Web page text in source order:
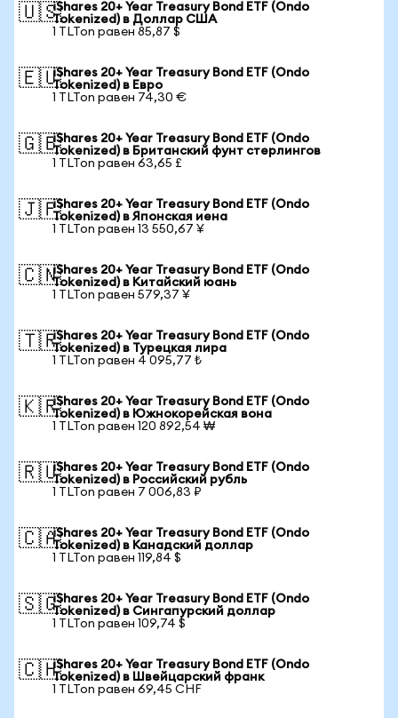
🇺🇸iShares 20+ Year Treasury Bond ETF (Ondo
Tokenized) в Доллар США
1 TLTon равен 85,87 $
🇪🇺iShares 20+ Year Treasury Bond ETF (Ondo
Tokenized) в Евро
1 TLTon равен 74,30 €
🇬🇧iShares 20+ Year Treasury Bond ETF (Ondo
Tokenized) в Британский фунт стерлингов
1 TLTon равен 63,65 £
🇯🇵iShares 20+ Year Treasury Bond ETF (Ondo
Tokenized) в Японская иена
1 TLTon равен 13 550,67 ¥
🇨🇳iShares 20+ Year Treasury Bond ETF (Ondo
Tokenized) в Китайский юань
1 TLTon равен 579,37 ¥
🇹🇷iShares 20+ Year Treasury Bond ETF (Ondo
Tokenized) в Турецкая лира
1 TLTon равен 4 095,77 ₺
🇰🇷iShares 20+ Year Treasury Bond ETF (Ondo
Tokenized) в Южнокорейская вона
1 TLTon равен 120 892,54 ₩
🇷🇺iShares 20+ Year Treasury Bond ETF (Ondo
Tokenized) в Российский рубль
1 TLTon равен 7 006,83 ₽
🇨🇦iShares 20+ Year Treasury Bond ETF (Ondo
Tokenized) в Канадский доллар
1 TLTon равен 119,84 $
🇸🇬iShares 20+ Year Treasury Bond ETF (Ondo
Tokenized) в Сингапурский доллар
1 TLTon равен 109,74 $
🇨🇭iShares 20+ Year Treasury Bond ETF (Ondo
Tokenized) в Швейцарский франк
1 TLTon равен 69,45 CHF